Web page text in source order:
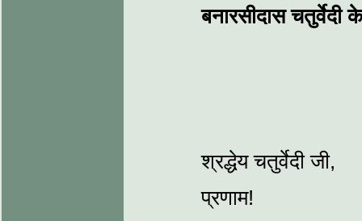
बनारसीदास चतुर्वेदी
श्रद्धेय चतुर्वेदी जी,
प्रणाम!